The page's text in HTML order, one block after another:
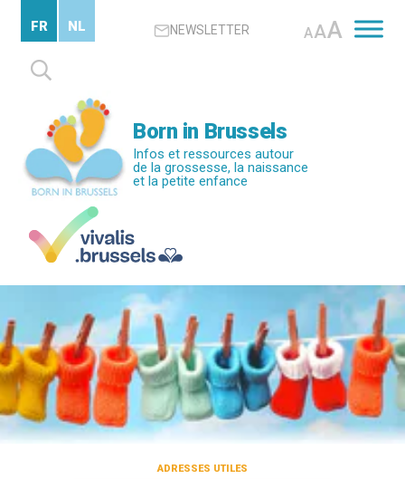
contenu
principal
NEWSLETTER AAA
Rechercher :
FR NL
Born in Brussels
Infos et ressources autour
de la grossesse, la naissance
et la petite enfance
ADRESSES UTILES